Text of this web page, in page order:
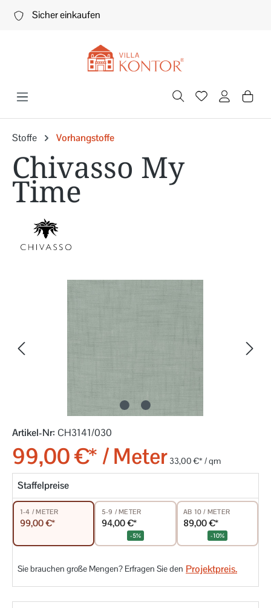
Zum Hauptinhalt springen
Sicher einkaufen
Stoffe Vorhangstoffe
Chivasso My
Time
Artikel-Nr: CH3141/030
99,00 €* / Meter 33,00 €* / qm
Staffelpreise
1-4 / METER
99,00 €*
5-9 / METER
94,00 €*
-5%
AB 10 / METER
89,00 €*
-10%
Sie brauchen große Mengen? Erfragen Sie den Projektpreis.